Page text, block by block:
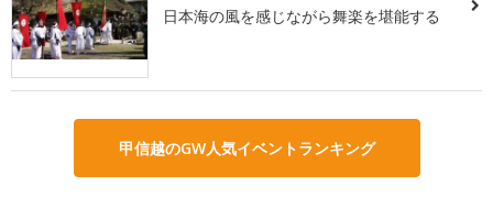
日本海の風を感じながら舞楽を堪能する
甲信越のGW人気イベントランキング